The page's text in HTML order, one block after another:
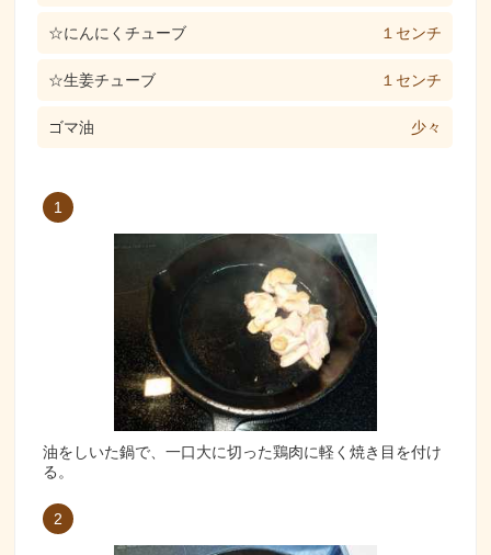
☆にんにくチューブ １センチ
☆生姜チューブ １センチ
ゴマ油 少々
1
油をしいた鍋で、一口大に切った鶏肉に軽く焼き目を付け
る。
2